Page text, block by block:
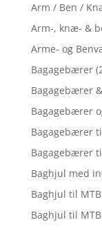
Arm / Ben /
Arm-, knæ- &
Arme- og
Bagagebærer
Bagagebærer
Bagagebærer
Bagagebærer
Bagagebærer
Baghjul med
Baghjul til
Baghjul til